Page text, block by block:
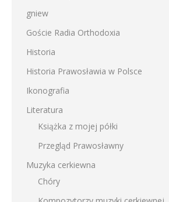
gniew
Goście Radia Orthodoxia
Historia
Historia Prawosławia w Polsce
Ikonografia
Literatura
Książka z mojej półki
Przegląd Prawosławny
Muzyka cerkiewna
Chóry